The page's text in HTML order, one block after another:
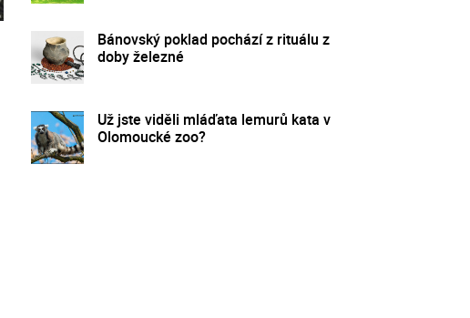
Bánovský poklad pochází z rituálu z
doby železné
Už jste viděli mláďata lemurů kata v
Olomoucké zoo?